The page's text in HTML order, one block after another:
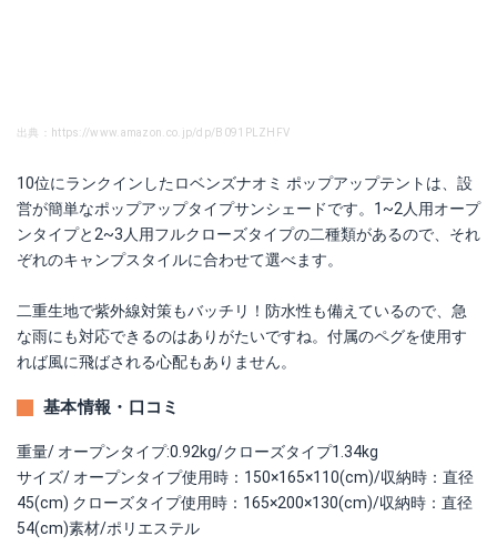
出典：https://www.amazon.co.jp/dp/B091PLZHFV
10位にランクインしたロベンズナオミ ポップアップテントは、設
営が簡単なポップアップタイプサンシェードです。1~2人用オープ
ンタイプと2~3人用フルクローズタイプの二種類があるので、それ
ぞれのキャンプスタイルに合わせて選べます。
二重生地で紫外線対策もバッチリ！防水性も備えているので、急
な雨にも対応できるのはありがたいですね。付属のペグを使用す
れば風に飛ばされる心配もありません。
基本情報・口コミ
重量/ オープンタイプ:0.92kg/クローズタイプ1.34kg
サイズ/ オープンタイプ使用時：150×165×110(cm)/収納時：直径
45(cm) クローズタイプ使用時：165×200×130(cm)/収納時：直径
54(cm)素材/ポリエステル